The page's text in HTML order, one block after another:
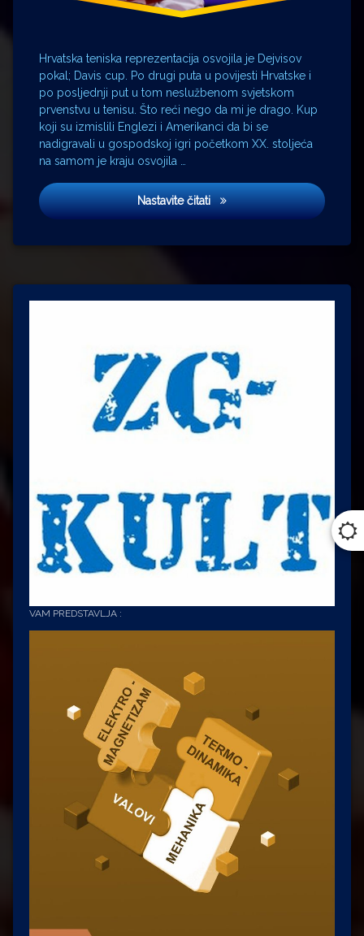
Hrvatska teniska reprezentacija osvojila je Dejvisov
pokal; Davis cup. Po drugi puta u povijesti Hrvatske i
po posljednji put u tom neslužbenom svjetskom
prvenstvu u tenisu. Što reći nego da mi je drago. Kup
koji su izmislili Englezi i Amerikanci da bi se
nadigravali u gospodskoj igri početkom XX. stoljeća
na samom je kraju osvojila …
Nastavite čitatiTenisice
Toni
VAM PREDSTAVLJA :